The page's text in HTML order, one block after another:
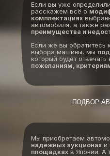
ПОДБОР
Если вы уже
расскажем всё о
комплектациях
автомобиля, а также
преимущества и
Если же вы обратитесь
выбора машины, мы
который будет
пожеланиям,
Мы приобретаем
надежных аукционах и
площадках в Японии. А